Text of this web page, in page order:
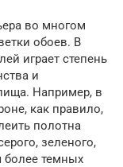
во многом
обоев. В
играет степень
и
Например, в
как правило,
полотна
зеленого,
более темных